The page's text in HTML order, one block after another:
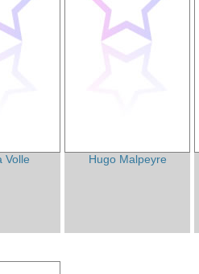
Volle Hugo Malpeyre